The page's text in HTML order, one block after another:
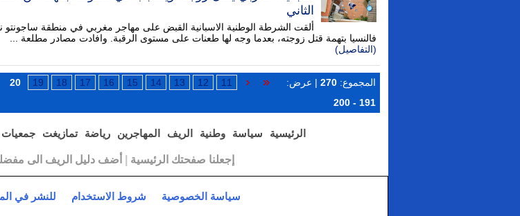
الثاني
ألقت الشرطة الوطنية الاسبانية القبض على مهاجر مغربي في منطقة ساجونتو
فالنسيا بتهمة قتل زوجته، بعدما وجه لها طعنات على مستوى الرقبة. وافادت مصادر مطلعة ...
(التفاصيل)
11
12
13
14
15
16
17
18
19
20 المجموع: 270 | عرض:
191 - 200
الرئيسية سياسة وطنية الريف المهاجرين رياضة تمازيغت جمعيات
إجعلنا صفحتك الرئيسية أضف دليل الريف الى
سياسة الخصوصية شروط الاستخدام للنشر في